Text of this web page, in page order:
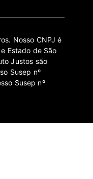
Nosso CNPJ é
Estado de São
Justos são
Susep nº
Susep nº